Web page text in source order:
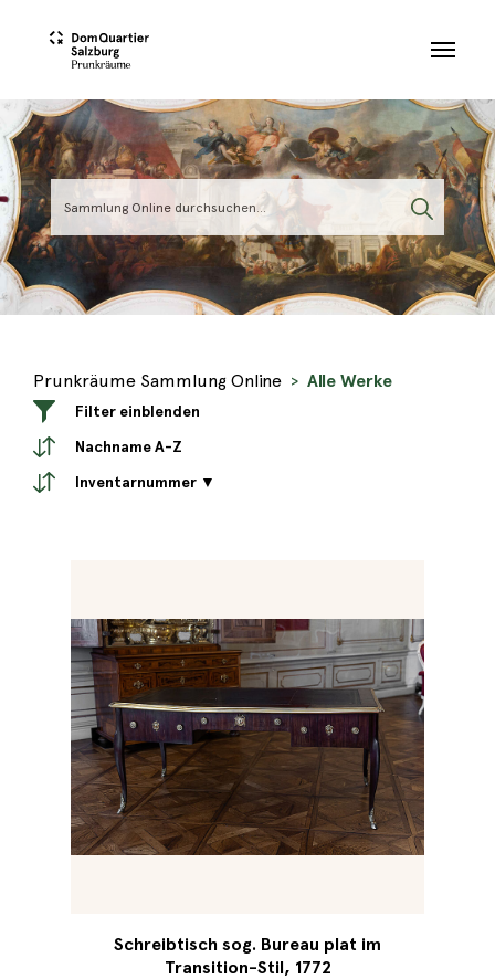
Prunkräume Sammlung Online Alle Werke
Filter einblenden
Nachname A-Z
Inventarnummer ▼
Schreibtisch sog. Bureau plat im
Transition-Stil, 1772